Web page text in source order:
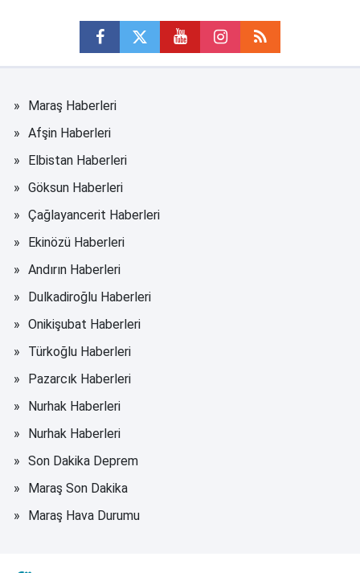
Maraş Haberleri
Afşin Haberleri
Elbistan Haberleri
Göksun Haberleri
Çağlayancerit Haberleri
Ekinözü Haberleri
Andırın Haberleri
Dulkadiroğlu Haberleri
Onikişubat Haberleri
Türkoğlu Haberleri
Pazarcık Haberleri
Nurhak Haberleri
Nurhak Haberleri
Son Dakika Deprem
Maraş Son Dakika
Maraş Hava Durumu